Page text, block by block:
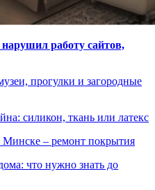
работу сайтов,
прогулки и загородные
силикон, ткань или латекс
Минске – ремонт покрытия
что нужно знать до